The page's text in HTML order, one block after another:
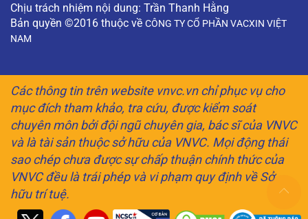
Chịu trách nhiệm nội dung: Trần Thanh Hằng
Bản quyền ©2016 thuộc về CÔNG TY CỔ PHẦN VACXIN VIỆT
NAM
Các thông tin trên website vnvc.vn chỉ phục vụ cho
mục đích tham khảo, tra cứu, được kiểm soát
chuyên môn bởi đội ngũ chuyên gia, bác sĩ của VNVC
và là tài sản thuộc sở hữu của VNVC. Mọi động thái
sao chép chưa được sự chấp thuận chính thức của
VNVC đều là trái phép và vi phạm quy định về Sở
hữu trí tuệ.